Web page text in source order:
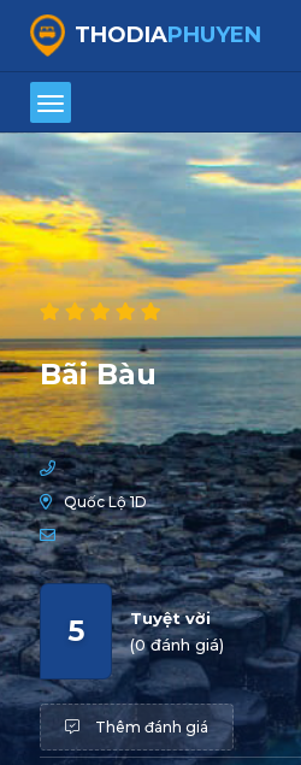
THODIAPHUYEN
Bãi Bàu
Quốc Lộ 1D
Tuyệt vời
(0 đánh giá)
5
Thêm đánh giá